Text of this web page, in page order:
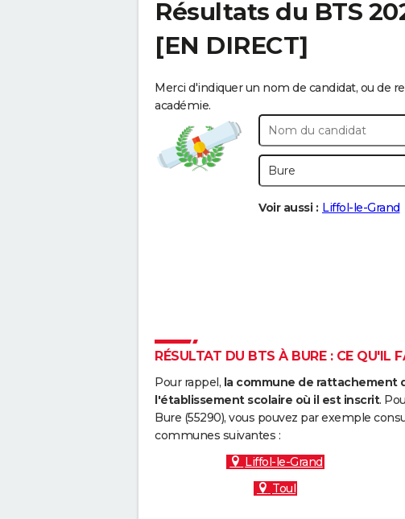
Résultats du BTS
[EN DIRECT]
Merci d'indiquer un nom de candidat, ou de
académie.
Voir aussi : Liffol-le-Grand
RÉSULTAT DU BTS À BURE : CE QU'IL
Pour rappel, la commune de rattachement
l'établissement scolaire où il est inscrit.
Bure (55290), vous pouvez par exemple
communes suivantes :
Liffol-le-Grand
Toul